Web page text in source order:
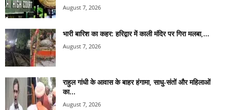
August 7, 2026
भारी बारिश का कहर: हरिद्वार में काली मंदिर पर गिरा मलबा,...
August 7, 2026
राहुल गांधी के आवास के बाहर हंगामा, साधु-संतों और महिलाओं
का...
August 7, 2026